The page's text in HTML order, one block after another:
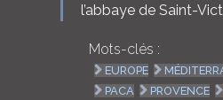
l’abbaye de Saint-
Mots-clés :
EUROPE
PACA
PROVENCE